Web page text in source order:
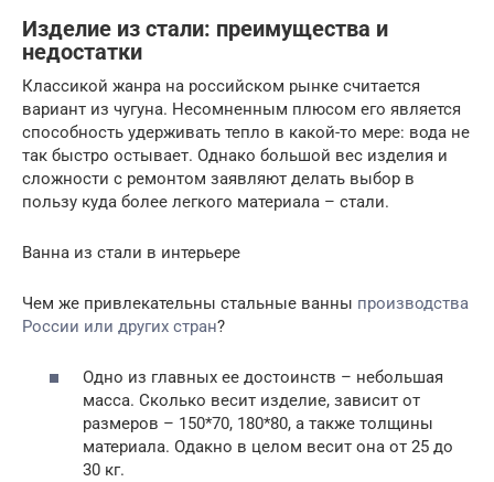
Изделие из стали: преимущества и
недостатки
Классикой жанра на российском рынке считается
вариант из чугуна. Несомненным плюсом его является
способность удерживать тепло в какой-то мере: вода не
так быстро остывает. Однако большой вес изделия и
сложности с ремонтом заявляют делать выбор в
пользу куда более легкого материала – стали.
Ванна из стали в интерьере
Чем же привлекательны стальные ванны производства
России или других стран?
Одно из главных ее достоинств – небольшая
масса. Сколько весит изделие, зависит от
размеров – 150*70, 180*80, а также толщины
материала. Одакно в целом весит она от 25 до
30 кг.